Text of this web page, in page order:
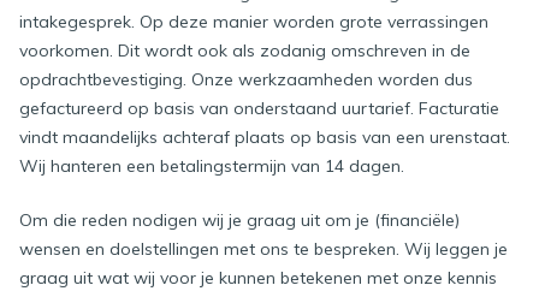
intakegesprek. Op deze manier worden grote verrassingen
voorkomen. Dit wordt ook als zodanig omschreven in de
opdrachtbevestiging. Onze werkzaamheden worden dus
gefactureerd op basis van onderstaand uurtarief. Facturatie
vindt maandelijks achteraf plaats op basis van een urenstaat.
Wij hanteren een betalingstermijn van 14 dagen.
Om die reden nodigen wij je graag uit om je (financiële)
wensen en doelstellingen met ons te bespreken. Wij leggen je
graag uit wat wij voor je kunnen betekenen met onze kennis